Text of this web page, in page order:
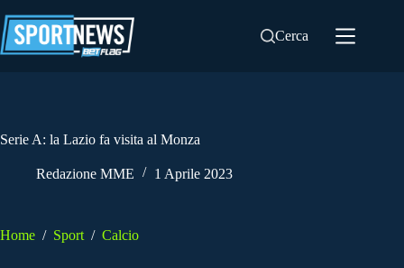
al
contenuto
Cerca
Serie A: la Lazio fa visita al Monza
Redazione MME 1 Aprile 2023
Home / Sport / Calcio